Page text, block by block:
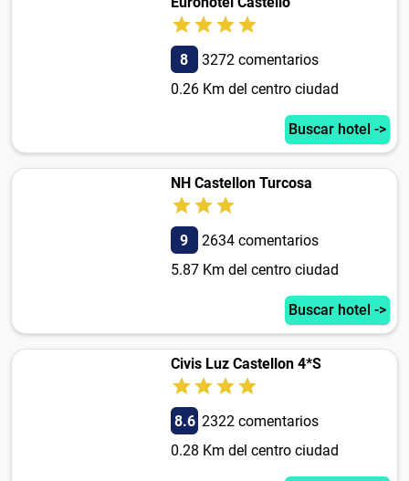
8
3272 comentarios
0.26 Km del centro ciudad
Buscar hotel ->
NH Castellon Turcosa
9
2634 comentarios
5.87 Km del centro ciudad
Buscar hotel ->
Civis Luz Castellon 4*S
8.6 2322 comentarios
0.28 Km del centro ciudad